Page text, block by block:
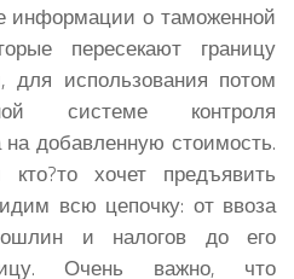
информации о таможенной
пересекают границу
для использования потом
системе контроля
добавленную стоимость.
хочет предъявить
всю цепочку: от ввоза
и налогов до его
Очень важно, что